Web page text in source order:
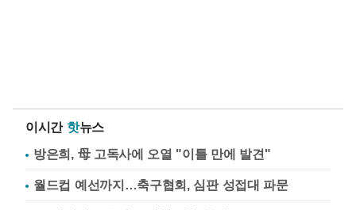
이시간 핫뉴스
방은희, 母 고독사에 오열 "이틀 만에 발견"
월드컵 예선까지…축구협회, 심판 성접대 파문